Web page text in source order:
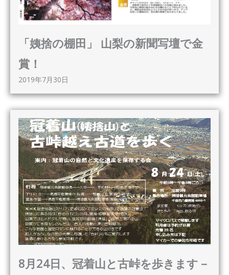
「姨捨の棚田」 山梨の新聞写壇で金
賞！
2019年7月30日
8月24日、冠着山と古峠を歩きます－